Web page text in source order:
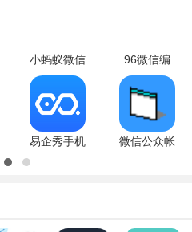
小蚂蚁微信
编辑器
96微信编
辑器
2016.10.21
官方最新版
易企秀手机
微信公众帐